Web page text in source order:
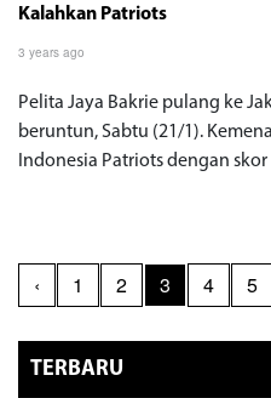
Kalahkan Patriots
3 years ago
Pelita Jaya Bakrie pulang ke
beruntun, Sabtu (21/1).
Indonesia Patriots dengan skor
‹ 1 2 3 4 5
TERBARU